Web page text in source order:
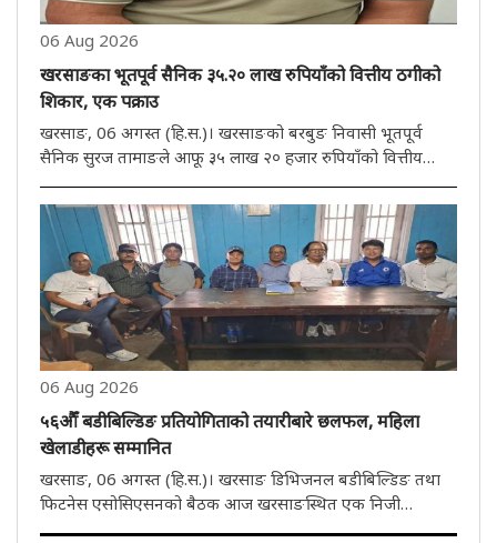
06 Aug 2026
खरसाङका भूतपूर्व सैनिक ३५.२० लाख रुपियाँको वित्तीय ठगीको
शिकार, एक पक्राउ
खरसाङ, 06 अगस्त (हि.स.)। खरसाङको बरबुङ निवासी भूतपूर्व
सैनिक सुरज तामाङले आफू ३५ लाख २० हजार रुपियाँको वित्तीय
ठगीको शिकार भएको आरोप लगाएका छन्। यस विषयमा आज
आयोजित पत्रकार सम्मेलनमा उनले आफूलाई विदेशमा रोजगारी
दिलाइदिने प्रलोभन देखाएर ठूलो रकम ..
06 Aug 2026
५६औँ बडीबिल्डिङ प्रतियोगिताको तयारीबारे छलफल, महिला
खेलाडीहरू सम्मानित
खरसाङ, 06 अगस्त (हि.स.)। खरसाङ डिभिजनल बडीबिल्डिङ तथा
फिटनेस एसोसिएसनको बैठक आज खरसाङस्थित एक निजी
सार्वजनिक भवनमा सम्पन्न भयो। बैठकमा आगामी २७ सेप्टेम्बरमा